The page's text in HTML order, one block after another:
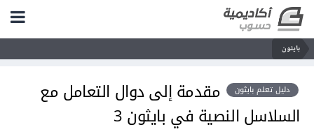
بايثون
دليل تعلم بايثون
مقدمة إلى دوال التعامل مع
السلاسل النصية في بايثون 3